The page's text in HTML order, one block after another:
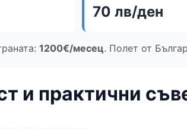
70 лв/ден
1200€/месец. Полет от
и практични